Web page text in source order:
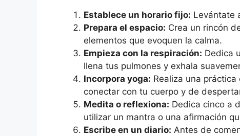
Establece un horario fijo: Levántate
Prepara el espacio: Crea un rincón
elementos que evoquen la calma.
Empieza con la respiración: Dedica
llena tus pulmones y exhala
Incorpora yoga: Realiza una
conectar con tu cuerpo y de
Medita o reflexiona: Dedica cinco a
utilizar un mantra o una afirmación
Escribe en un diario: Antes de